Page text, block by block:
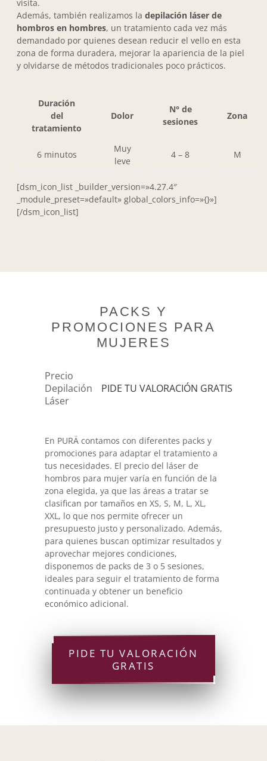
visita.
Además, también realizamos ladepilación láser de
hombros en hombres, un tratamiento cada vez más
demandado por quienes desean reducir el vello en esta
zona de forma duradera, mejorar la apariencia de la piel
y olvidarse de métodos tradicionales poco prácticos.
Duración
del
tratamiento
Dolor
N° de
sesiones
Zona
6 minutos
Muy
leve
4 – 8 M
[dsm_icon_list _builder_version=»4.27.4″
_module_preset=»default» global_colors_info=»{}»]
[/dsm_icon_list]
PACKS Y
PROMOCIONES PARA
MUJERES
Precio
Depilación
Láser
PIDE TU VALORACIÓN GRATIS
En PURÄ contamos con diferentes packs y
promociones para adaptar el tratamiento a
tus necesidades. El precio del láser de
hombros para mujer varía en función de la
zona elegida, ya que las áreas a tratar se
clasifican por tamaños en XS, S, M, L, XL,
XXL, lo que nos permite ofrecer un
presupuesto justo y personalizado. Además,
para quienes buscan optimizar resultados y
aprovechar mejores condiciones,
disponemos de packs de 3 o 5 sesiones,
ideales para seguir el tratamiento de forma
continuada y obtener un beneficio
económico adicional.
PIDE TU VALORACIÓN
GRATIS